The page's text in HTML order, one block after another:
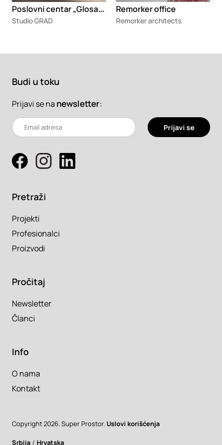
P
oslovni centar „Glosarij”
Studio GRAD
Remorker office
Remorker architects
Budi u toku
Prijavi se na newsletter:
Prijavi se
Pretraži
Projekti
Profesionalci
Proizvodi
Pročitaj
Newsletter
Članci
Info
O nama
Kontakt
Copyright 2026. Super Prostor. Uslovi korišćenja
Srbija / Hrvatska